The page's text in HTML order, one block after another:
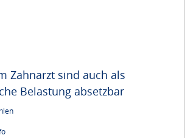
Zahnarzt sind auch als
Belastung absetzbar